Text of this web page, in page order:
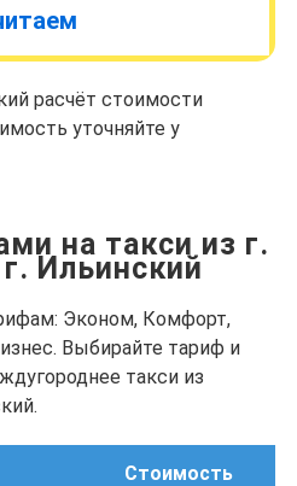
расчёт стоимости
уточняйте у
на такси из г.
Ильинский
Эконом, Комфорт,
Выбирайте тариф и
такси из
Стоимость